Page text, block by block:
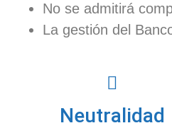
No se admitirá
La gestión del
Neutralidad